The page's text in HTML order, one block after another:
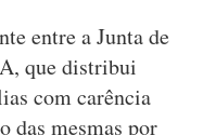
entre a Junta de
que distribui
com carência
das mesmas por